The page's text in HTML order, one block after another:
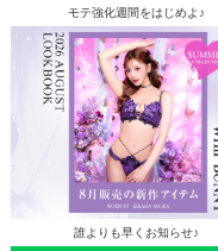
モテ強化週間をはじめよ♪
誰よりも早くお知らせ♪